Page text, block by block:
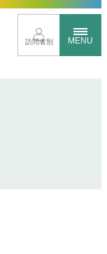
訪問者別 MENU